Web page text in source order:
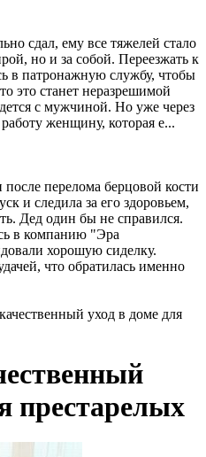
сдал, ему все тяжелей стало
но и за собой. Переезжать к
в патронажную службу, чтобы
это станет неразрешимой
с мужчиной. Но уже через
женщину, которая е...
перелома берцовой кости
и следила за его здоровьем,
Дед один бы не справился.
в компанию "Эра
хорошую сиделку.
что обратилась именно
уход в доме для
престарелых